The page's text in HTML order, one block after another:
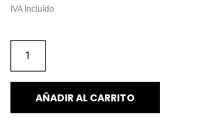
IVA Incluído
AÑADIR AL CARRITO